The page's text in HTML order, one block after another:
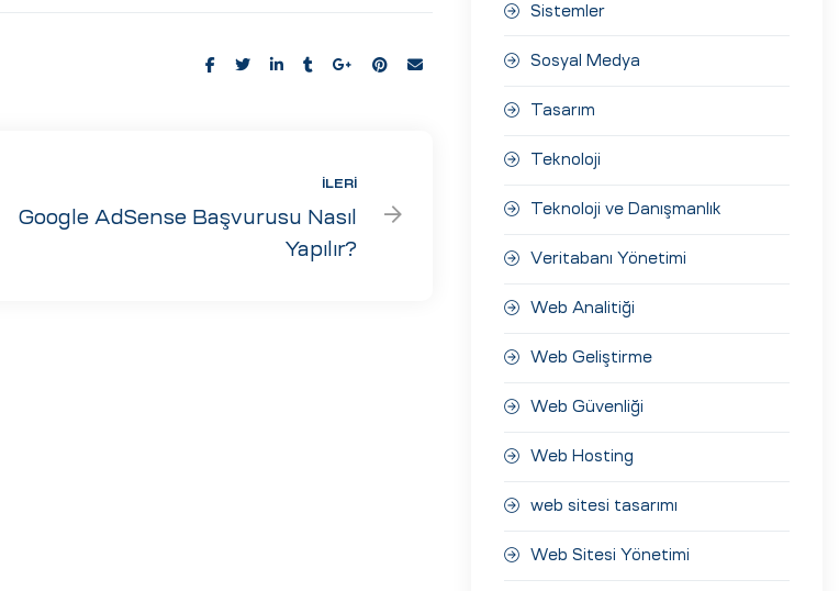
Share:
İLERI
Google AdSense Başvurusu Nasıl
Yapılır?
Sistemler
Sosyal Medya
Tasarım
Teknoloji
Teknoloji ve Danışmanlık
Veritabanı Yönetimi
Web Analitiği
Web Geliştirme
Web Güvenliği
Web Hosting
web sitesi tasarımı
Web Sitesi Yönetimi